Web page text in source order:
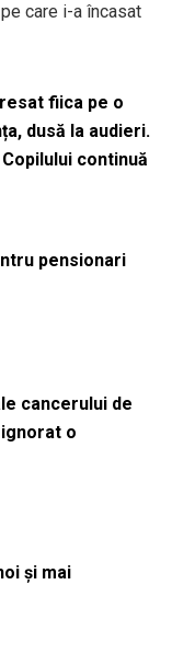
care i-a încasat
fiica pe o
dusă la audieri.
continuă
pensionari
cancerului de
o
și mai